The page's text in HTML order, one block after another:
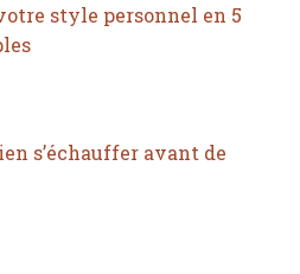
style personnel en 5
s’échauffer avant de